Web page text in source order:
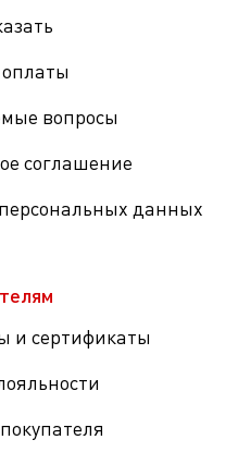
вопросы
соглашение
данных
и сертификаты